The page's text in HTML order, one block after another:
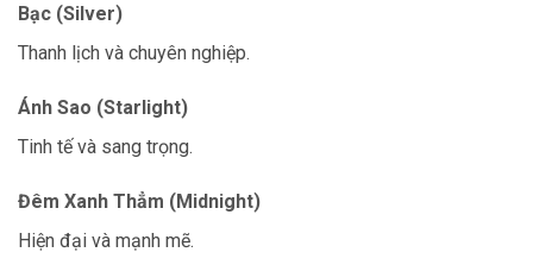
Bạc (Silver)
Thanh lịch và chuyên nghiệp.
Ánh Sao (Starlight)
Tinh tế và sang trọng.
Đêm Xanh Thẳm (Midnight)
Hiện đại và mạnh mẽ.